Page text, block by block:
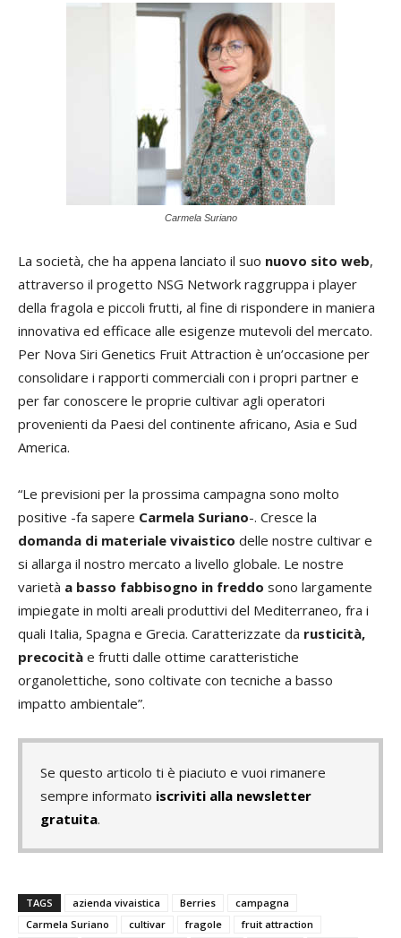
Carmela Suriano
La società, che ha appena lanciato il suo nuovo sito web,
attraverso il progetto NSG Network raggruppa i player
della fragola e piccoli frutti, al fine di rispondere in maniera
innovativa ed efficace alle esigenze mutevoli del mercato.
Per Nova Siri Genetics Fruit Attraction è un’occasione per
consolidare i rapporti commerciali con i propri partner e
per far conoscere le proprie cultivar agli operatori
provenienti da Paesi del continente africano, Asia e Sud
America.
“Le previsioni per la prossima campagna sono molto
positive -fa sapere Carmela Suriano-. Cresce la
domanda di materiale vivaistico delle nostre cultivar e
si allarga il nostro mercato a livello globale. Le nostre
varietà a basso fabbisogno in freddo sono largamente
impiegate in molti areali produttivi del Mediterraneo, fra i
quali Italia, Spagna e Grecia. Caratterizzate da rusticità,
precocità e frutti dalle ottime caratteristiche
organolettiche, sono coltivate con tecniche a basso
impatto ambientale”.
Se questo articolo ti è piaciuto e vuoi rimanere
sempre informato iscriviti alla newsletter
gratuita.
TAGS azienda vivaistica Berries
campagna
Carmela Suriano
cultivar fragole
fruit attraction